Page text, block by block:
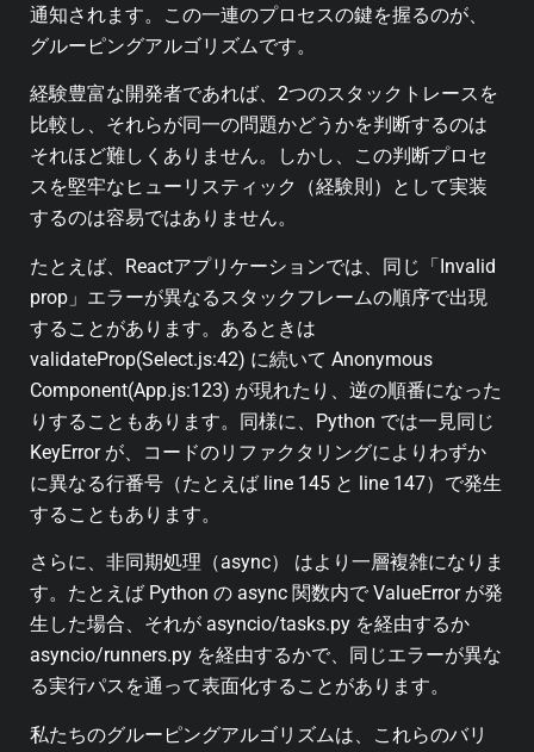
通知されます。この一連のプロセスの鍵を握るのが、
グルーピングアルゴリズムです。
経験豊富な開発者であれば、2つのスタックトレースを
比較し、それらが同一の問題かどうかを判断するのは
それほど難しくありません。しかし、この判断プロセ
スを堅牢なヒューリスティック（経験則）として実装
するのは容易ではありません。
たとえば、Reactアプリケーションでは、同じ「Invalid
prop」エラーが異なるスタックフレームの順序で出現
することがあります。 あるときは
validateProp(Select.js:42) に続いて Anonymous
Component(App.js:123) が現れたり、逆の順番になった
りすることもあります。同様に、Python では一見同じ
KeyErrorが、コードのリファクタリングによりわずか
に異なる行番号（たとえば line 145 と line 147）で発生
することもあります。
さらに、非同期処理（async） はより一層複雑になりま
す。 たとえば Python の async 関数内で ValueErrorが発
生した場合、それが asyncio/tasks.py を経由するか
asyncio/runners.py を経由するかで、同じエラーが異な
る実行パスを通って表面化することがあります。
私たちのグルーピングアルゴリズムは、これらのバリ